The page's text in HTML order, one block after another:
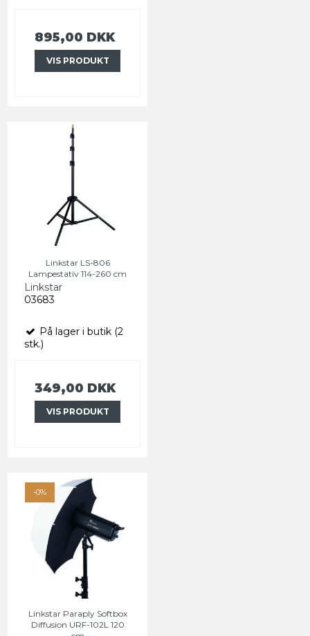
895,00 DKK
VIS PRODUKT
Linkstar LS-806
Lampestativ 114-260 cm
Linkstar
03683
På lager i butik (2
stk.)
349,00 DKK
VIS PRODUKT
-0%
Linkstar Paraply Softbox
Diffusion URF-102L 120